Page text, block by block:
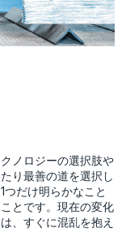
ノロジーの選択肢や
り最善の道を選択し
だけ明らかなこと
とです。現在の変化
、すぐに混乱を抱え